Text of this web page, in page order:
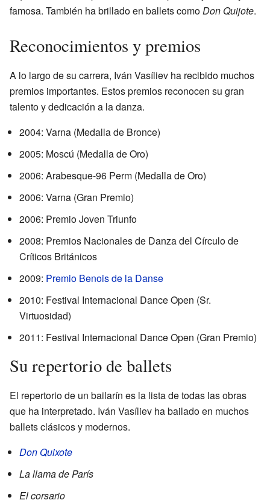
famosa. También ha brillado en ballets comoDon Quijote.
Reconocimientos y premios
A lo largo de su carrera, Iván Vasíliev ha recibido muchos
premios importantes. Estos premios reconocen su gran
talento y dedicación a la danza.
2004: Varna (Medalla de Bronce)
2005: Moscú (Medalla de Oro)
2006: Arabesque-96 Perm (Medalla de Oro)
2006: Varna (Gran Premio)
2006: Premio Joven Triunfo
2008: Premios Nacionales de Danza del Círculo de
Críticos Británicos
2009: Premio Benois de la Danse
2010: Festival Internacional Dance Open (Sr.
Virtuosidad)
2011: Festival Internacional Dance Open (Gran Premio)
Su repertorio de ballets
El repertorio de un bailarín es la lista de todas las obras
que ha interpretado. Iván Vasíliev ha bailado en muchos
ballets clásicos y modernos.
Don Quixote
La llama de París
El corsario